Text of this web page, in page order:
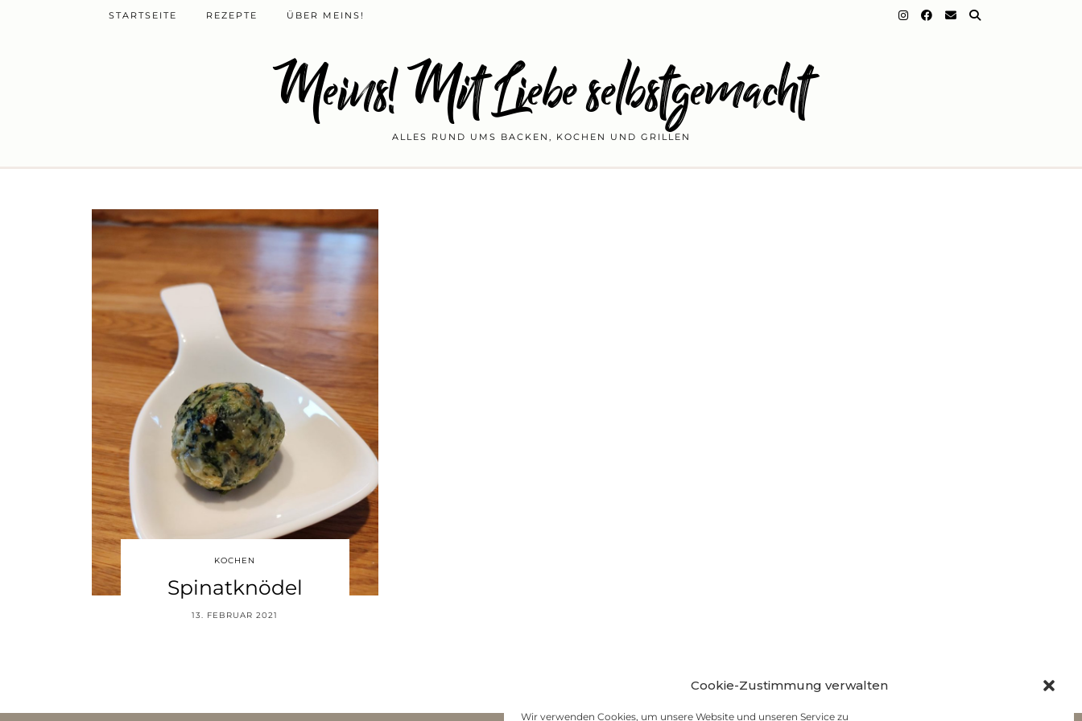
Cookie-Zustimmung verwalten
Wir verwenden Cookies, um unsere Website und unseren Service zu
Meins! Mit Liebe selbstgemacht
ALLES RUND UMS BACKEN, KOCHEN UND GRILLEN
STARTSEITE REZEPTE ÜBER MEINS!
KOCHEN
Spinatknödel
13. FEBRUAR 2021